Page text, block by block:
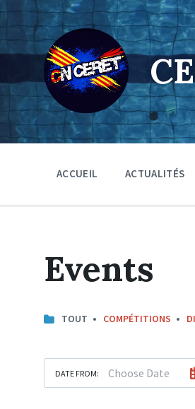
to
content
to
navigation
to
footer
ACCUEIL ACTUALITÉS
Events
TOUT COMPÉTITIONS
DATE FROM: